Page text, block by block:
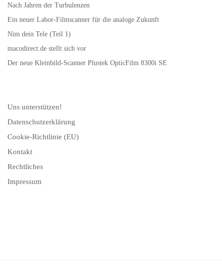
Nach Jahren der Turbulenzen
Ein neuer Labor-Filmscanner für die analoge Zukunft
Nim dein Tele (Teil 1)
macodirect.de stellt sich vor
Der neue Kleinbild-Scanner Plustek OpticFilm 8300i SE
Uns unterstützen!
Datenschutzerklärung
Cookie-Richtlinie (EU)
Kontakt
Rechtliches
Impressum